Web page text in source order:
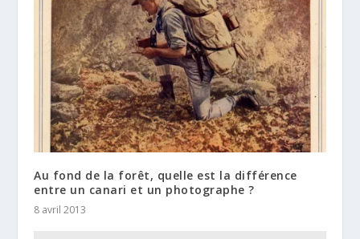
Au fond de la forêt, quelle est la différence
entre un canari et un photographe ?
8 avril 2013